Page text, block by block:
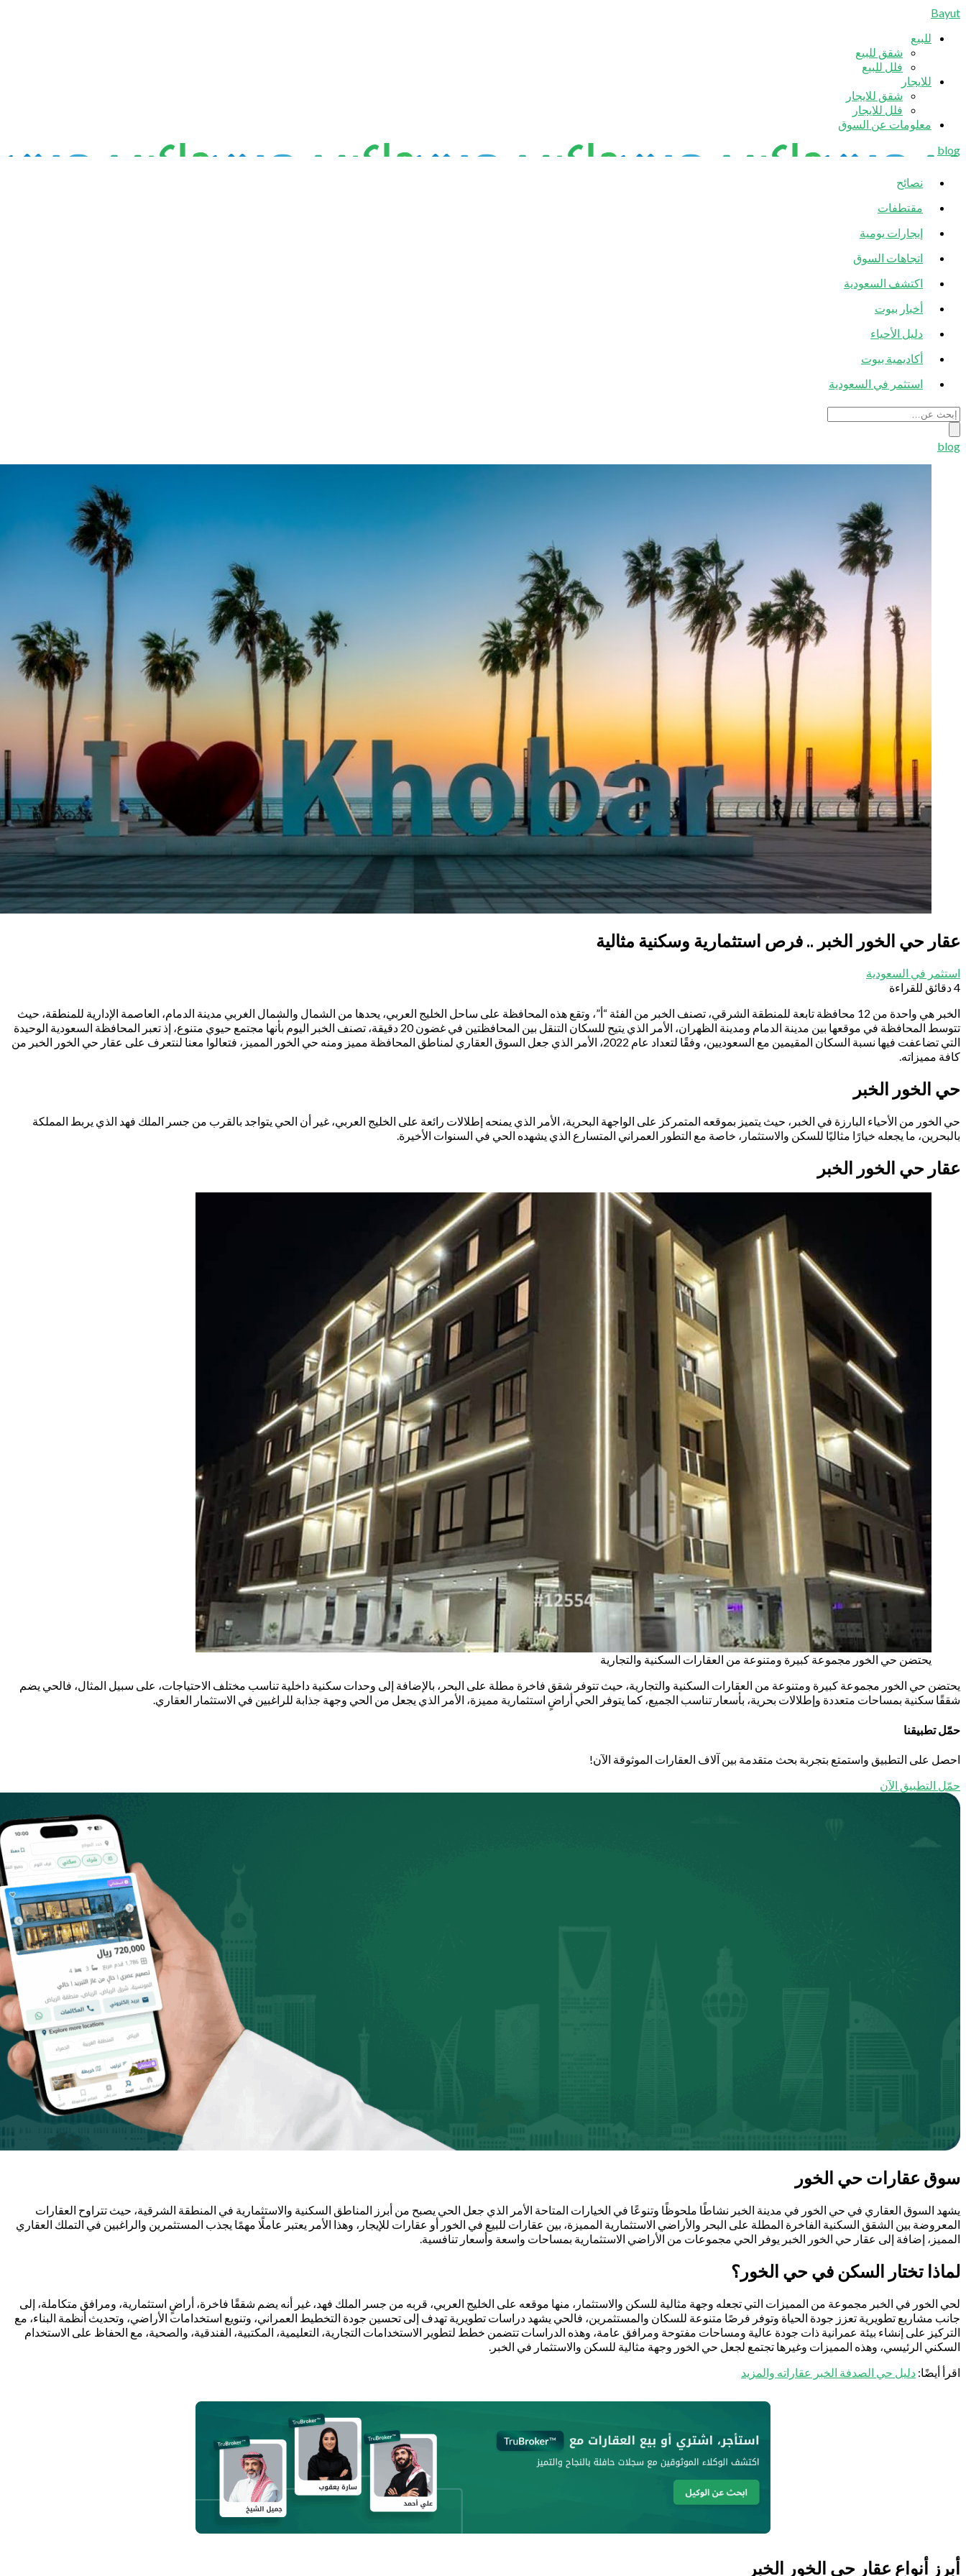
Bayut
للبيع
شقق للبيع
فلل للبيع
للايجار
شقق للايجار
فلل للايجار
معلومات عن السوق
blog
نصائح
مقتطفات
إيجارات يومية
اتجاهات السوق
اكتشف السعودية
أخبار بيوت
دليل الأحياء
أكاديمية بيوت
استثمر في السعودية
blog
عقار حي الخور الخبر .. فرص استثمارية وسكنية مثالية
استثمر في السعودية
4 دقائق للقراءة
الخبر هي واحدة من 12 محافظة تابعة للمنطقة الشرقي، تصنف الخبر من الفئة “أ”، وتقع هذه المحافظة على ساحل الخليج العربي، يحدها من الشمال والشمال الغربي مدينة الدمام، العاصمة الإدارية للمنطقة، حيث
تتوسط المحافظة في موقعها بين مدينة الدمام ومدينة الظهران، الأمر الذي يتيح للسكان التنقل بين المحافظتين في غضون 20 دقيقة، تصنف الخبر اليوم بأنها مجتمع حيوي متنوع، إذ تعبر المحافظة السعودية الوحيدة
التي تضاعفت فيها نسبة السكان المقيمين مع السعوديين، وفقًا لتعداد عام 2022، الأمر الذي جعل السوق العقاري لمناطق المحافظة مميز ومنه حي الخور المميز، فتعالوا معنا لنتعرف على عقار حي الخور الخبر من
كافة مميزاته.
حي الخور الخبر
حي الخور من الأحياء البارزة في الخبر، حيث يتميز بموقعه المتمركز على الواجهة البحرية، الأمر الذي يمنحه إطلالات رائعة على الخليج العربي، غير أن الحي يتواجد بالقرب من جسر الملك فهد الذي يربط المملكة
بالبحرين، ما يجعله خيارًا مثاليًا للسكن والاستثمار، خاصة مع التطور العمراني المتسارع الذي يشهده الحي في السنوات الأخيرة.
عقار حي الخور الخبر
يحتضن حي الخور مجموعة كبيرة ومتنوعة من العقارات السكنية والتجارية
يحتضن حي الخور مجموعة كبيرة ومتنوعة من العقارات السكنية والتجارية، حيث تتوفر شقق فاخرة مطلة على البحر، بالإضافة إلى وحدات سكنية داخلية تناسب مختلف الاحتياجات، على سبيل المثال، فالحي يضم
شققًا سكنية بمساحات متعددة وإطلالات بحرية، بأسعار تناسب الجميع، كما يتوفر الحي أراضٍ استثمارية مميزة، الأمر الذي يجعل من الحي وجهة جذابة للراغبين في الاستثمار العقاري.
حمّل تطبيقنا
احصل على التطبيق واستمتع بتجربة بحث متقدمة بين آلاف العقارات الموثوقة الآن!
حمّل التطبيق الآن
سوق عقارات حي الخور
يشهد السوق العقاري في ​حي الخور في مدينة الخبر نشاطًا ملحوظًا وتنوعًا في الخيارات المتاحة الأمر الذي جعل الحي يصبح من أبرز المناطق السكنية والاستثمارية في المنطقة الشرقية، حيث تتراوح العقارات
المعروضة بين الشقق السكنية الفاخرة المطلة على البحر والأراضي الاستثمارية المميزة، بين عقارات للبيع في الخور أو عقارات للإيجار، وهذا الأمر يعتبر عاملًا مهمًا يجذب المستثمرين والراغبين في التملك العقاري
المميز، إضافة إلى عقار حي الخور الخبر يوفر الحي مجموعات من الأراضي الاستثمارية بمساحات واسعة وأسعار تنافسية.
لماذا تختار السكن في حي الخور؟
لحي الخور في الخبر مجموعة من المميزات التي تجعله وجهة مثالية للسكن والاستثمار، منها موقعه على الخليج العربي، قربه من جسر الملك فهد، غير أنه يضم شققًا فاخرة، أراضٍ استثمارية، ومرافق متكاملة، إلى
جانب مشاريع تطويرية تعزز جودة الحياة وتوفر فرصًا متنوعة للسكان والمستثمرين، فالحي يشهد دراسات تطويرية تهدف إلى تحسين جودة التخطيط العمراني، وتنويع استخدامات الأراضي، وتحديث أنظمة البناء، مع
التركيز على إنشاء بيئة عمرانية ذات جودة عالية ومساحات مفتوحة ومرافق عامة، وهذه الدراسات تتضمن خطط لتطوير الاستخدامات التجارية، التعليمية، المكتبية، الفندقية، والصحية، مع الحفاظ على الاستخدام
السكني الرئيسي، وهذه المميزات وغيرها تجتمع لجعل حي الخور وجهة مثالية للسكن والاستثمار في الخبر.​
اقرأ أيضًا: دليل حي الصدفة الخبر عقاراته والمزيد
أبرز أنواع عقار حي الخور الخبر